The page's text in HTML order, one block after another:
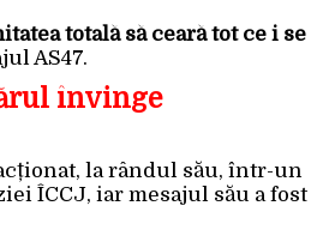
totală să ceară tot ce i se
AS47.
învinge
la rândul său, într-un
ÎCCJ, iar mesajul său a fost